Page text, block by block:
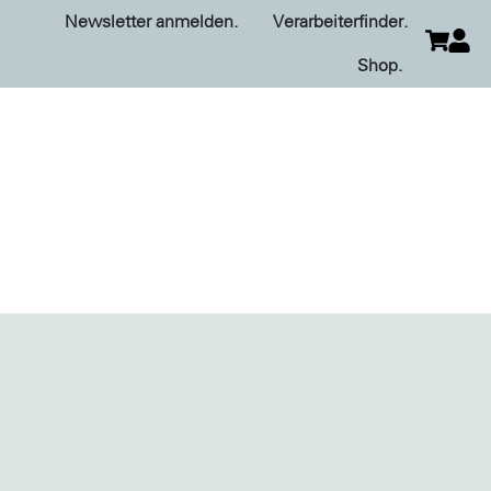
Newsletter anmelden. Verarbeiterfinder.
Shop.